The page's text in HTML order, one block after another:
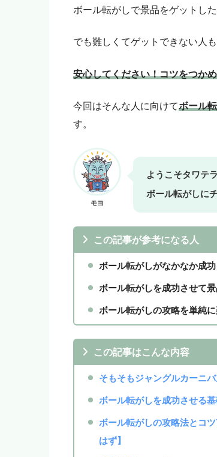
いいよ！」とい
をご購入ください
ボール転がしで景品をゲットし
でも難しくてゲットできない人も
安心してください！コツをつか
今回はそんな人に向けてボール
す。
モヨ
ようこそタワテ
ボール転がしに
この記事が参考になる人
ボール転がしがなかなか成
ボール転がしを成功させて
ボール転がしの攻略を単純
この記事はこんな内容
そもそもジャングルカーニ
ボール転がしを成功させる
ボール転がしの攻略法とコ
はず】